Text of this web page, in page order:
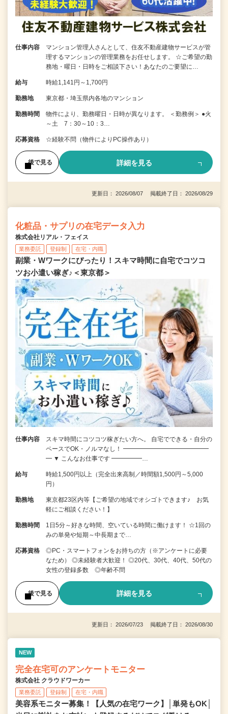
仕事内容
マンション管理人さんとして、住友不動産建物サービスが管
理するマンションの管理業務をお任せします。 ☆ご希望の勤
務地・曜日・日時をご相談下さい！あなたのご要望に…
給与 時給1,141円～1,700円
勤務地 東京都・埼玉県内各地のマンション
勤務時間
物件により、勤務曜日・日時が異なります。 ＜勤務例＞ ●火
～土 7：30～10：3…
応募資格 ☆経験不問（物件によりPC操作あり）
後で見る 詳細を見る
更新日： 2026/08/07 掲載終了日： 2026/08/29
化粧品・サプリの在宅データ入力
株式会社リアル・フェイス
業務委託 登録制 在宅・内職
副業・Wワークにぴったり！スキマ時間に自宅でコツコ
ツお小遣い稼ぎ♪＜東京都＞
仕事内容
スキマ時間にコツコツ稼ぎたい方へ。 自宅でできる・自分の
ペースでOK・ノルマなし！ ━━━━━━━━━━━━━━
━ ▼ こんなお仕事です ━━━━━…
給与
時給1,500円以上（完全出来高制／時間額1,500円～5,000
円）
勤務地
東京都23区内等【ご希望の地域でオシゴトできます♪ お気
軽にご相談ください！】
勤務時間
1日5分～好きな時間、空いている時間に働けます！ ☆1回の
みの単発や短期～中長期まで…
応募資格
◎PC・スマートフォンをお持ちの方（※アンケートに必要
なため） ◎未経験者大歓迎！ ◎20代、30代、40代、50代の
女性の登録多数 ◎年齢不問
後で見る 詳細を見る
更新日： 2026/07/23 掲載終了日： 2026/08/30
NEW
完全在宅可のアンケートモニター
株式会社 クラウドワーカー
業務委託 登録制 在宅・内職
美容系モニター募集！【人気の在宅ワーク】│単発もOK│